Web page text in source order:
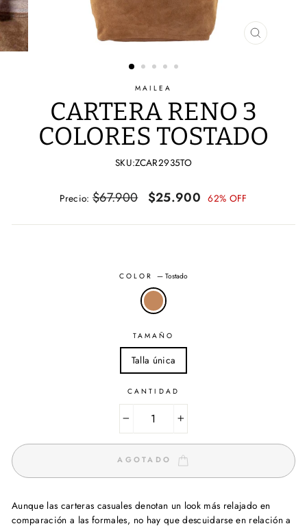
CERRAR
MAILEA
CARTERA RENO 3
COLORES TOSTADO
SKU:ZCAR2935TO
Precio
Precio: $67.900
Precio
oferta
$25.900 62% OFF
COLOR—Tostado
TAMAÑO
Talla única
CANTIDAD
AGOTADO
Aunque las carteras casuales denotan un look más relajado en
comparación a las formales, no hay que descuidarse en relación a